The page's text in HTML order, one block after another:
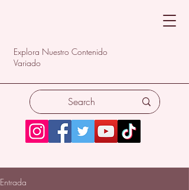
Explora Nuestro Contenido
Variado
Entrada